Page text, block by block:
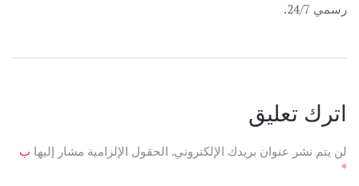
رسمي 24/7.
اترك تعليق
لن يتم نشر عنوان بريدك الإلكتروني. الحقول الإلزامية مشار إليها ب
*